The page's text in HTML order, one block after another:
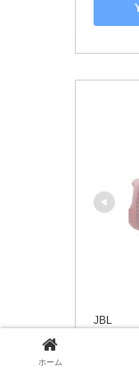
JBL
JBL
ホーム